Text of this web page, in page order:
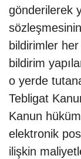
gönderilerek
bildirimler her
bildirim
o yerde
Tebligat
Kanun
elektronik
ilişkin